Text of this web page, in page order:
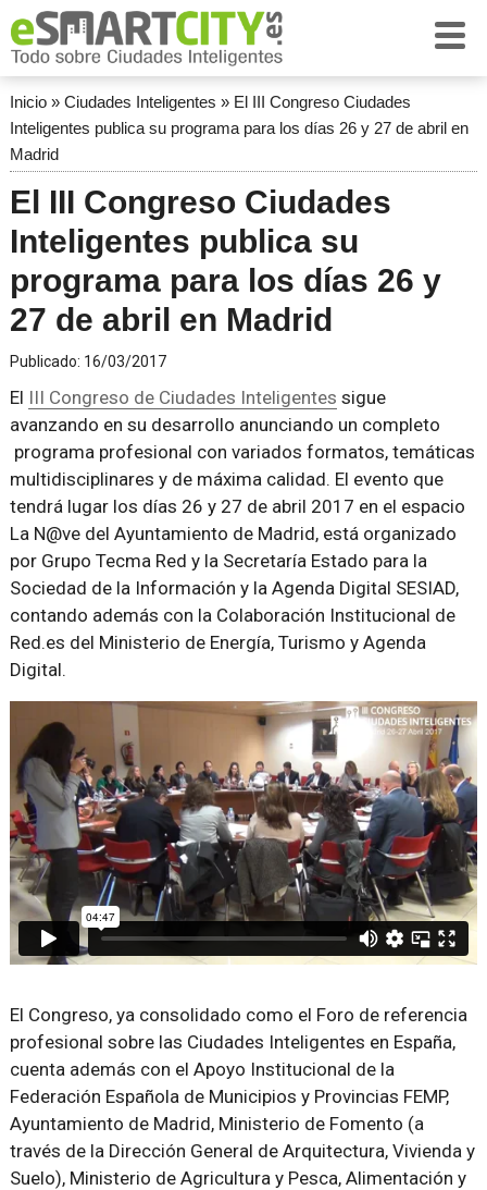
Inicio» Ciudades Inteligentes » El III Congreso Ciudades
Inteligentes publica su programa para los días 26 y 27 de abril en
Madrid
El III Congreso Ciudades
Inteligentes publica su
programa para los días 26 y
27 de abril en Madrid
Publicado: 16/03/2017
El III Congreso de Ciudades Inteligentes sigue
avanzando en su desarrollo anunciando un completo
programa profesional con variados formatos, temáticas
multidisciplinares y de máxima calidad. El evento que
tendrá lugar los días 26 y 27 de abril 2017 en el espacio
La N@ve del Ayuntamiento de Madrid, está organizado
por Grupo Tecma Red y la Secretaría Estado para la
Sociedad de la Información y la Agenda Digital SESIAD,
contando además con la Colaboración Institucional de
Red.es del Ministerio de Energía, Turismo y Agenda
Digital.
El Congreso, ya consolidado como el Foro de referencia
profesional sobre las Ciudades Inteligentes en España,
cuenta además con el Apoyo Institucional de la
Federación Española de Municipios y Provincias FEMP,
Ayuntamiento de Madrid, Ministerio de Fomento (a
través de la Dirección General de Arquitectura, Vivienda y
Suelo), Ministerio de Agricultura y Pesca, Alimentación y